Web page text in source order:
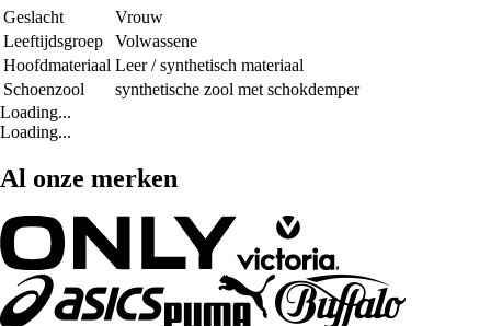
Geslacht
Vrouw
Leeftijdsgroep
Volwassene
Hoofdmateriaal Leer / synthetisch materiaal
Schoenzool
synthetische zool met schokdemper
Loading...
Loading...
Al onze merken